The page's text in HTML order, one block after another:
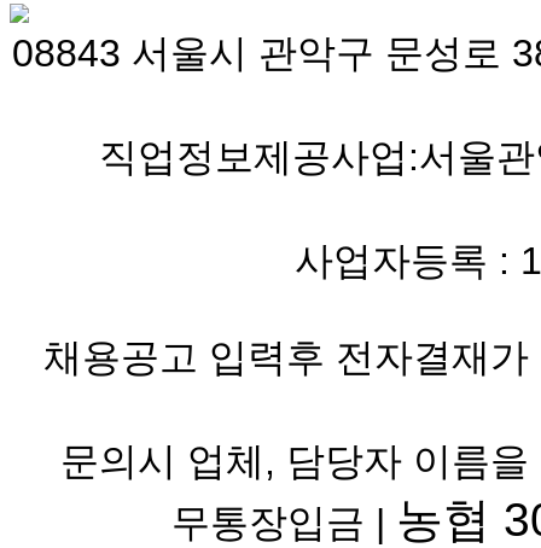
08843 서울시 관악구 문성로
직업정보제공사업:서울
사업자등록 :
채용공고 입력후 전자결재
문의시 업체, 담당자 이름
무통장입금 | 농협